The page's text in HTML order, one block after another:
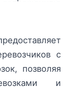
с
позволяя
и